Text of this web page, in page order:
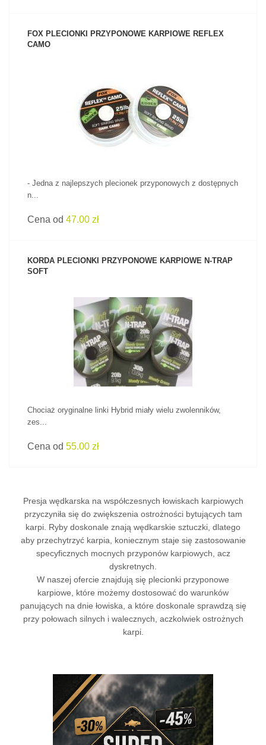
FOX PLECIONKI PRZYPONOWE KARPIOWE REFLEX
CAMO
ZOBACZ PRODUKT
- Jedna z najlepszych plecionek przyponowych z dostępnych
n...
Cena od 47.00 zł
KORDA PLECIONKI PRZYPONOWE KARPIOWE N-TRAP
SOFT
ZOBACZ PRODUKT
Chociaż oryginalne linki Hybrid miały wielu zwolenników,
zes...
Cena od 55.00 zł
Presja wędkarska na współczesnych łowiskach karpiowych
przyczyniła się do zwiększenia ostrożności bytujących tam
karpi. Ryby doskonale znają wędkarskie sztuczki, dlatego
aby przechytrzyć karpia, koniecznym staje się zastosowanie
specyficznych mocnych przyponów karpiowych , acz
dyskretnych.
W naszej ofercie znajdują się plecionki przyponowe
karpiowe, które możemy dostosować do warunków
panujących na dnie łowiska, a które doskonale sprawdzą się
przy połowach silnych i walecznych, aczkolwiek ostrożnych
karpi.